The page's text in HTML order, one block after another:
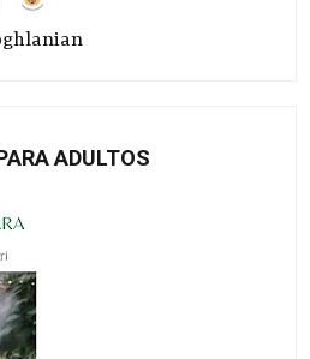
ADULTOS